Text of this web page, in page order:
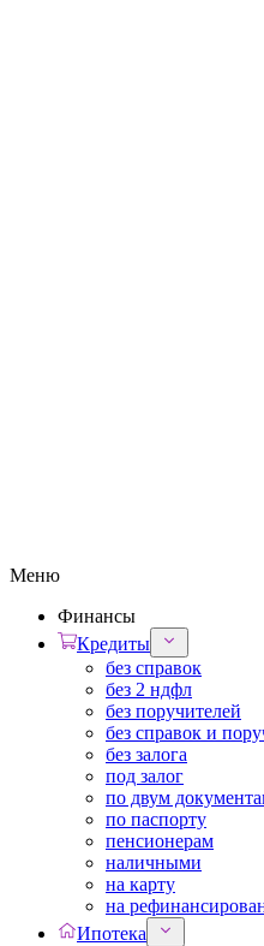
Меню
Финансы
Кредиты
без справок
без 2 ндфл
без поручителей
без справок и
без залога
под залог
по двум
по паспорту
пенсионерам
наличными
на карту
на
Ипотека